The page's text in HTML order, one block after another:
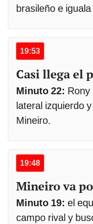
brasileño e
19:53
Casi llega el
Minuto 22: Rony
lateral izquierdo
Mineiro.
19:48
Mineiro va
Minuto 19: el
campo rival y